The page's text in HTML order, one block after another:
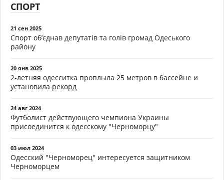
СПОРТ
21 сен 2025
Спорт об’єднав депутатів та голів громад Одеського
району
20 янв 2025
2-летняя одесситка проплыла 25 метров в бассейне и
установила рекорд
24 авг 2024
Футболист действующего чемпиона Украины
присоединится к одесскому "Черноморцу"
03 июл 2024
Одесский "Черноморец" интересуется защитником
Черноморцем